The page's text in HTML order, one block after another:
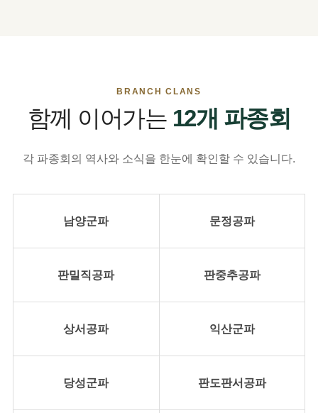
BRANCH CLANS
함께 이어가는 12개 파종회
각 파종회의 역사와 소식을 한눈에 확인할 수 있습니다.
남양군파 문정공파
판밀직공파 판중추공파
상서공파 익산군파
당성군파 판도판서공파